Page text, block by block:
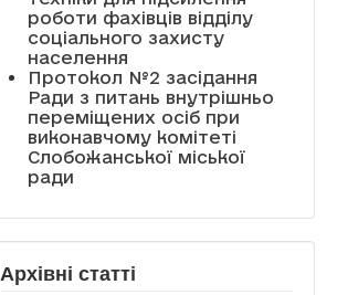
роботи фахівців відділу
соціального захисту
населення
Протокол №2 засідання
Ради з питань внутрішньо
переміщених осіб при
виконавчому комітеті
Слобожанської міської
ради
Архівні статті